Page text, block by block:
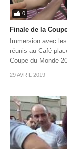
0
Finale de la
Immersion avec
réunis au Café
Coupe du Monde
29 AVRIL 2019